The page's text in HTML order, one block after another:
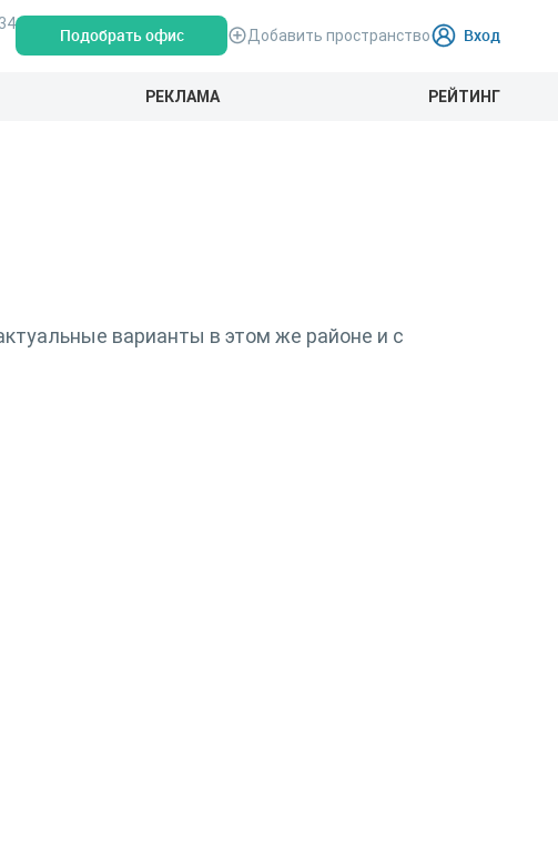
Подобрать офис Добавить пространство Вход
РЕКЛАМА РЕЙТИНГ
варианты в этом же районе и с